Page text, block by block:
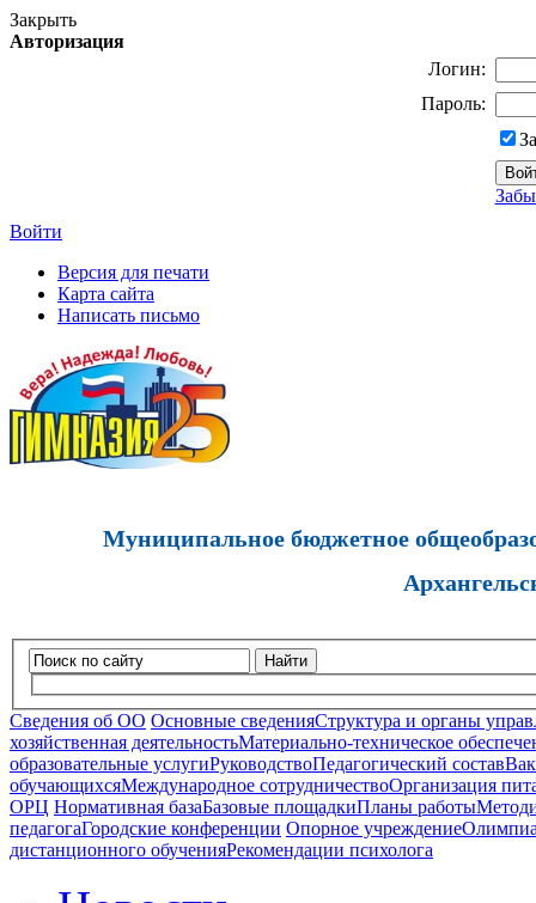
Закрыть
Авторизация
Логин:
Пароль:
Войти
Версия для печати
Карта сайта
Написать письмо
Муниципальное бюджетное
Найти
Сведения об ОО Основные сведенияСтруктура и органы
хозяйственная деятельностьМатериально-техническое
образовательные услугиРуководствоПедагогический состав
обучающихсяМеждународное сотрудничествоОрганизация
ОРЦ Нормативная базаБазовые площадкиПланы работы
педагогаГородские конференции Опорное учреждение
дистанционного обученияРекомендации психолога